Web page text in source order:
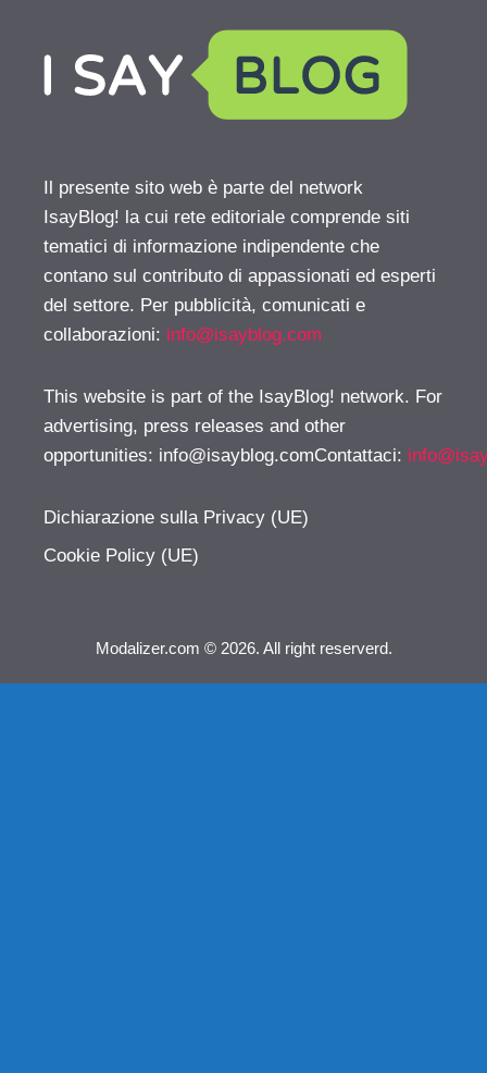
Il presente sito web è parte del network
IsayBlog! la cui rete editoriale comprende siti
tematici di informazione indipendente che
contano sul contributo di appassionati ed esperti
del settore. Per pubblicità, comunicati e
collaborazioni: info@isayblog.com
This website is part of the IsayBlog! network. For
advertising, press releases and other
opportunities: info@isayblog.comContattaci:
Dichiarazione sulla Privacy (UE)
Cookie Policy (UE)
Modalizer.com © 2026. All right reserverd.